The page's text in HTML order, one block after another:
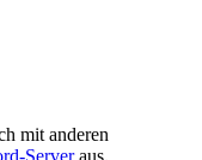
mit anderen
Serveraus.